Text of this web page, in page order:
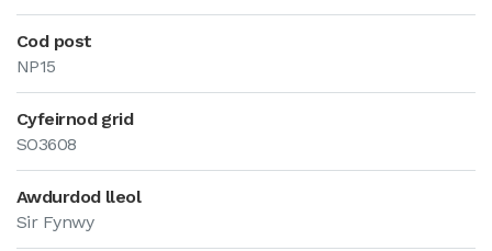
Cod post
NP15
Cyfeirnod grid
SO3608
Awdurdod lleol
Sir Fynwy